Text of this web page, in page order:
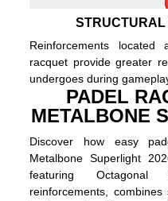
STRUCTURAL
Reinforcements
racquet provide greater
undergoes during
PADEL
METALBONE
Discover how easy
Metalbone Superlight
featuring
reinforcements,